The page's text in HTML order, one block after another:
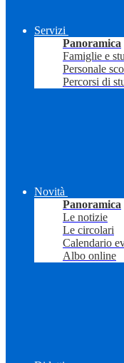
Servizi
Panoramica
Famiglie e
Personale
Percorsi di
Novità
Panoramica
Le notizie
Le circolari
Calendario
Albo online